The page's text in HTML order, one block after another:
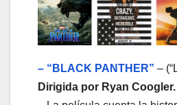
– “BLACK PANTHER” –
Dirigida por Ryan Coogler.